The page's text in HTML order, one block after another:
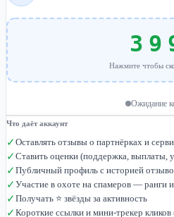
Нажмите чтобы
Ожидание
Что даёт аккаунт
✓ Оставлять отзывы о партнёрках и
✓ Ставить оценки (поддержка, выплаты,
✓ Публичный профиль с историей
✓ Участие в охоте на спамеров — ранги
✓ Получать ⭐ звёзды за активность
✓ Короткие ссылки и мини-трекер кликов